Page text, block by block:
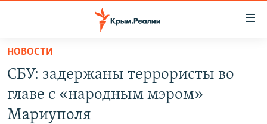
Вернуться
основному
содержанию
Вернутся
СПЕЦПРОЕКТЫ
ВОДА
НОВОСТИ
СБУ: задержаны террористы во
главе с «народным мэром»
Мариуполя